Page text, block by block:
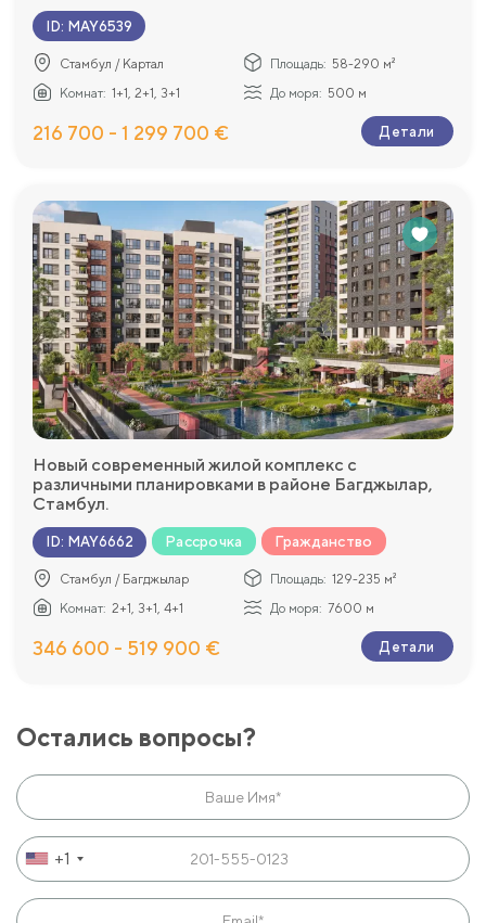
ID: MAY6539
Стамбул / Картал Площадь: 58-290 м²
Комнат: 1+1, 2+1, 3+1 До моря: 500 м
216 700 - 1 299 700 € Детали
Новый современный жилой комплекс с
различными планировками в районе Багджылар,
Стамбул.
ID: MAY6662 Рассрочка Гражданство
Стамбул / Багджылар Площадь: 129-235 м²
Комнат: 2+1, 3+1, 4+1 До моря: 7600 м
346 600 - 519 900 € Детали
Остались вопросы?
+1